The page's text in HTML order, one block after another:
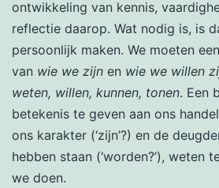
ontwikkeling van kennis,
reflectie daarop. Wat nodig is, is
persoonlijk maken. We moeten
van wie we zijn en wie we willen
weten, willen, kunnen, tonen. Een
betekenis te geven aan ons
ons karakter (‘zijn’?) en de
hebben staan (‘worden?’), weten
we doen.